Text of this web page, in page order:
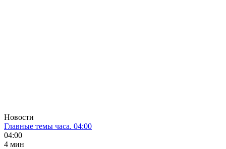
Новости
Главные темы часа. 04:00
04:00
4 мин